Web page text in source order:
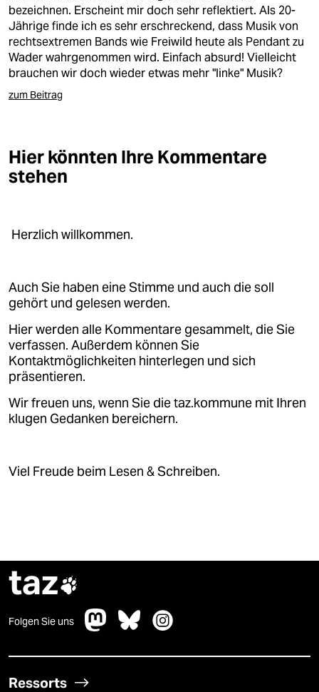
wahrheit
verlag
verlag
shop
fragen & hilfe
abo
epaper login
bezeichnen. Erscheint mir doch sehr reflektiert. Als 20-
Jährige finde ich es sehr erschreckend, dass Musik von
rechtsextremen Bands wie Freiwild heute als Pendant zu
Wader wahrgenommen wird. Einfach absurd! Vielleicht
brauchen wir doch wieder etwas mehr "linke" Musik?
zum Beitrag
Hier könnten Ihre Kommentare
stehen
Herzlich willkommen.
Auch Sie haben eine Stimme und auch die soll
gehört und gelesen werden.
Hier werden alle Kommentare gesammelt, die Sie
verfassen. Außerdem können Sie
Kontaktmöglichkeiten hinterlegen und sich
präsentieren.
Wir freuen uns, wenn Sie die taz.kommune mit Ihren
klugen Gedanken bereichern.
Viel Freude beim Lesen & Schreiben.
taz
Folgen Sie uns
Ressorts